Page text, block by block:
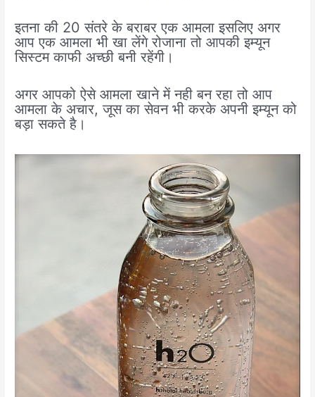
इतना की 20 संतरे के बराबर एक आमला इसलिए अगर
आप एक आमला भी खा लेंगे रोजाना तो आपकी इम्यून
सिस्टम काफी अच्छी बनी रहेंगी।
अगर आपको ऐसे आमला खाने में नही बन रहा तो आप
आमला के अचार, जूस का सेवन भी करके अपनी इम्यून को
बड़ा सकते है।